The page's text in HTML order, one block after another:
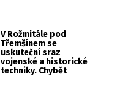
V Rožmitále pod
Třemšínem se
uskuteční sraz
vojenské a historické
techniky. Chybět